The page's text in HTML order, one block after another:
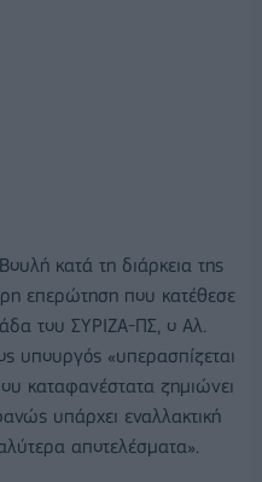
κατά τη διάρκεια της
επερώτηση που κατέθεσε
του ΣΥΡΙΖΑ-ΠΣ, ο Αλ.
υπουργός «υπερασπίζεται
καταφανέστατα ζημιώνει
υπάρχει εναλλακτική
αποτελέσματα».